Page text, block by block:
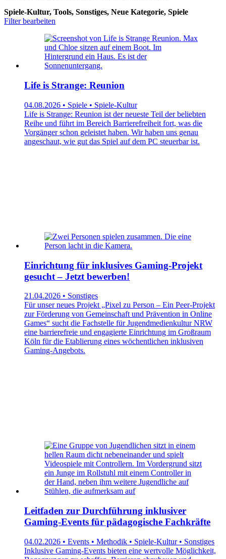
Spiele-Kultur, Tools, Sonstiges, Neue Kategorie, Spiele
Filter bearbeiten
Life is Strange: Reunion
04.08.2026 • Spiele • Spiele-Kultur
Life is Strange: Reunion ist der neueste Teil der beliebten
Reihe und führt im Bereich Barrierefreiheit fort, was die
Vorgänger schon geleistet haben. Wir haben uns genau
angeschaut, wie gut das Spiel auf dem PC steuerbar ist.
Einrichtung für inklusives Gaming-Projekt
gesucht – Jetzt bewerben!
21.04.2026 • Sonstiges
Für unser neues Projekt „Pixel zu Person – Ein Peer-Projekt
zur Förderung von Gemeinschaft und Prävention in Online
Games“ sucht die Fachstelle für Jugendmedienkultur NRW
eine barrierefreie und engagierte Einrichtung im Großraum
Köln für die Etablierung eines wöchentlichen inklusiven
Gaming-Angebots.
Leitfaden zur Durchführung inklusiver
Gaming-Events für pädagogische Fachkräfte
04.02.2026 • Events • Methodik • Spiele-Kultur • Sonstiges
Inklusive Gaming-Events bieten eine wertvolle Möglichkeit,